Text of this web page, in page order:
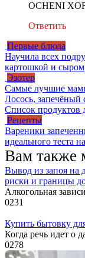
OCHENI
Ответить
Первые блюда
Научила всех
картошкой и сыром
Эзотер
Самые лучшие
Лосось,
Список продуктов
Рецепты
Вареники
идеального теста
Вам также
Вывод из запоя на
риски и границы
Алкогольная
0231
Купить бытовку
Когда речь идет о
0278